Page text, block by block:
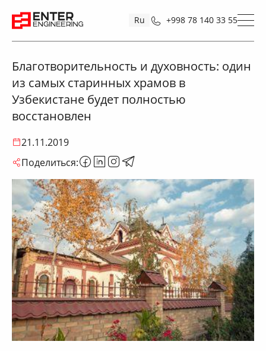
Ru +998 78 140 33 55
Благотворительность и духовность: один
из самых старинных храмов в
Узбекистане будет полностью
восстановлен
21.11.2019
Поделиться: